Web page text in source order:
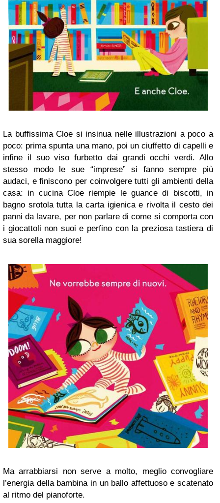
La buffissima Cloe si insinua nelle illustrazioni a poco a
poco: prima spunta una mano, poi un ciuffetto di capelli e
infine il suo viso furbetto dai grandi occhi verdi. Allo
stesso modo le sue “imprese” si fanno sempre più
audaci, e finiscono per coinvolgere tutti gli ambienti della
casa: in cucina Cloe riempie le guance di biscotti, in
bagno srotola tutta la carta igienica e rivolta il cesto dei
panni da lavare, per non parlare di come si comporta con
i giocattoli non suoi e perfino con la preziosa tastiera di
sua sorella maggiore!
Ma arrabbiarsi non serve a molto, meglio convogliare
l’energia della bambina in un ballo affettuoso e scatenato
al ritmo del pianoforte.